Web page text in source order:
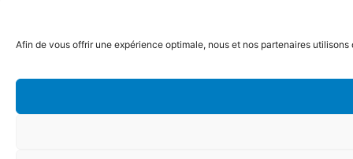
Afin de vous offrir une expérience optimale, nous et nos partenaires